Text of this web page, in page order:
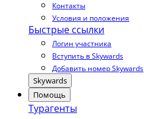
Контакты
Условия и положения
Быстрые ссылки
Логин участника
Вступить в Skywards
Добавить номер Skywards
Skywards
Помощь
Турагенты